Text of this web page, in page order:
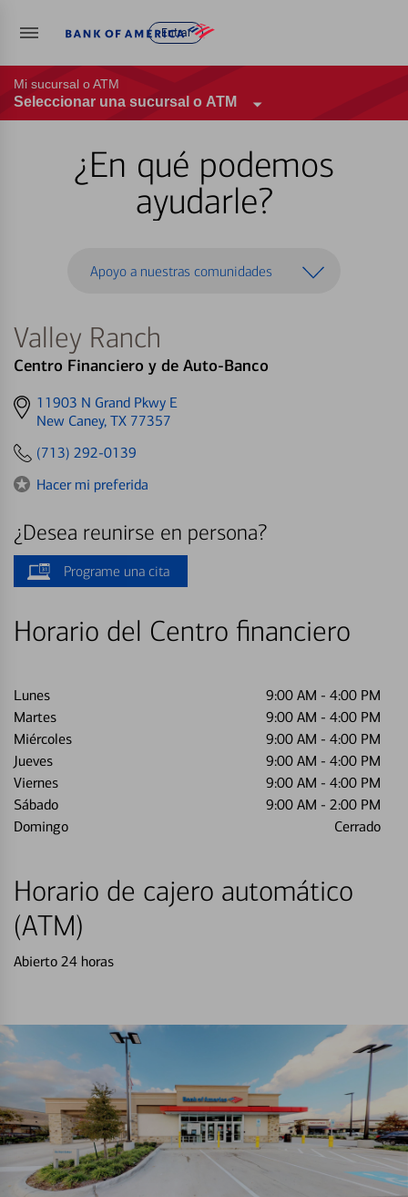
Entrar
Mi sucursal o ATM
Seleccionar una sucursal o ATM
¿En qué podemos
ayudarle?
Apoyo a nuestras comunidades
Valley Ranch
Centro Financiero y de Auto-Banco
Get
directions
11903 N Grand Pkwy E
New Caney, TX 77357
(713) 292-0139
Hacer mi preferida
¿Desea reunirse en persona?
Programe una cita
Horario del Centro financiero
Lunes 9:00 AM - 4:00 PM
Martes
9:00 AM - 4:00 PM
Miércoles
9:00 AM - 4:00 PM
Jueves
9:00 AM - 4:00 PM
Viernes
9:00 AM - 4:00 PM
Sábado
9:00 AM - 2:00 PM
Domingo
Cerrado
Horario de cajero automático
(ATM)
Abierto 24 horas